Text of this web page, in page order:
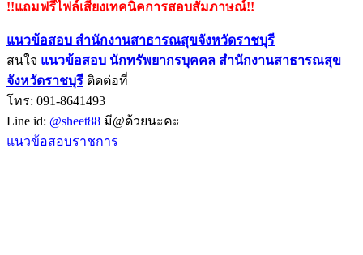
!!แถมฟรีไฟล์เสียงเทคนิคการสอบสัมภาษณ์!!
แนวข้อสอบ สำนักงานสาธารณสุขจังหวัดราชบุรี
สนใจ แนวข้อสอบ นักทรัพยากรบุคคล สำนักงานสาธารณสุข
จังหวัดราชบุรี ติดต่อที่
โทร: 091-8641493
Line id: @sheet88 มี@ด้วยนะคะ
แนวข้อสอบราชการ